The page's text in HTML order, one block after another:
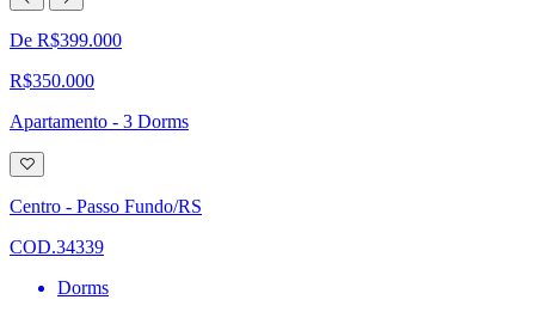
De R$399.000
R$350.000
Apartamento - 3 Dorms
Adicionar
à
lista
de
Centro - Passo Fundo/RS
COD.34339
Dorms